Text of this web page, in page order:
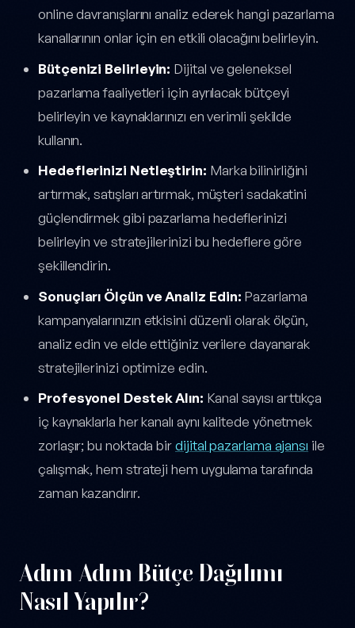
online davranışlarını analiz ederek hangi pazarlama
kanallarının onlar için en etkili olacağını belirleyin.
Bütçenizi Belirleyin: Dijital ve geleneksel
pazarlama faaliyetleri için ayrılacak bütçeyi
belirleyin ve kaynaklarınızı en verimli şekilde
kullanın.
Hedeflerinizi Netleştirin: Marka bilinirliğini
artırmak, satışları artırmak, müşteri sadakatini
güçlendirmek gibi pazarlama hedeflerinizi
belirleyin ve stratejilerinizi bu hedeflere göre
şekillendirin.
Sonuçları Ölçün ve Analiz Edin: Pazarlama
kampanyalarınızın etkisini düzenli olarak ölçün,
analiz edin ve elde ettiğiniz verilere dayanarak
stratejilerinizi optimize edin.
Profesyonel Destek Alın: Kanal sayısı arttıkça
iç kaynaklarla her kanalı aynı kalitede yönetmek
zorlaşır; bu noktada birdijital pazarlama ajansı ile
çalışmak, hem strateji hem uygulama tarafında
zaman kazandırır.
Adım Adım Bütçe Dağılımı
Nasıl Yapılır?